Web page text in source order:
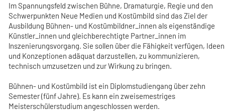
Im Spannungsfeld zwischen Bühne, Dramaturgie, Regie und den
Schwerpunkten Neue Medien und Kostümbild sind das Ziel der
Ausbildung Bühnen- und Kostümbildner_innen als eigenständige
Künstler_innen und gleichberechtigte Partner_innen im
lnszenierungsvorgang. Sie sollen über die Fähigkeit verfügen, Ideen
und Konzeptionen adäquat darzustellen, zu kommunizieren,
technisch umzusetzen und zur Wirkung zu bringen.
Bühnen- und Kostümbild ist ein Diplomstudiengang über zehn
Semester (fünf Jahre). Es kann ein zweisemestriges
Meisterschülerstudium angeschlossen werden.